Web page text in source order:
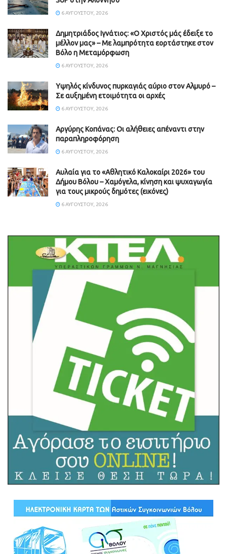
6 ΑΥΓΟΎΣΤΟΥ, 2026
Δημητριάδος Ιγνάτιος: «Ο Χριστός μάς έδειξε το
μέλλον μας» – Με λαμπρότητα εορτάστηκε στον
Βόλο η Μεταμόρφωση
6 ΑΥΓΟΎΣΤΟΥ, 2026
Υψηλός κίνδυνος πυρκαγιάς αύριο στον Αλμυρό –
Σε αυξημένη ετοιμότητα οι αρχές
6 ΑΥΓΟΎΣΤΟΥ, 2026
Aργύρης Κοπάνας: Οι αλήθειες απέναντι στην
παραπληροφόρηση
6 ΑΥΓΟΎΣΤΟΥ, 2026
Αυλαία για το «Αθλητικό Καλοκαίρι 2026» του
Δήμου Βόλου – Χαμόγελα, κίνηση και ψυχαγωγία
για τους μικρούς δημότες (εικόνες)
6 ΑΥΓΟΎΣΤΟΥ, 2026